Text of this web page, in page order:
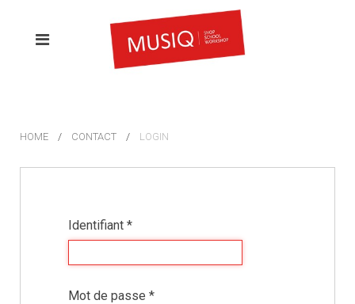
HOME CONTACT LOGIN
Identifiant *
Mot de passe *